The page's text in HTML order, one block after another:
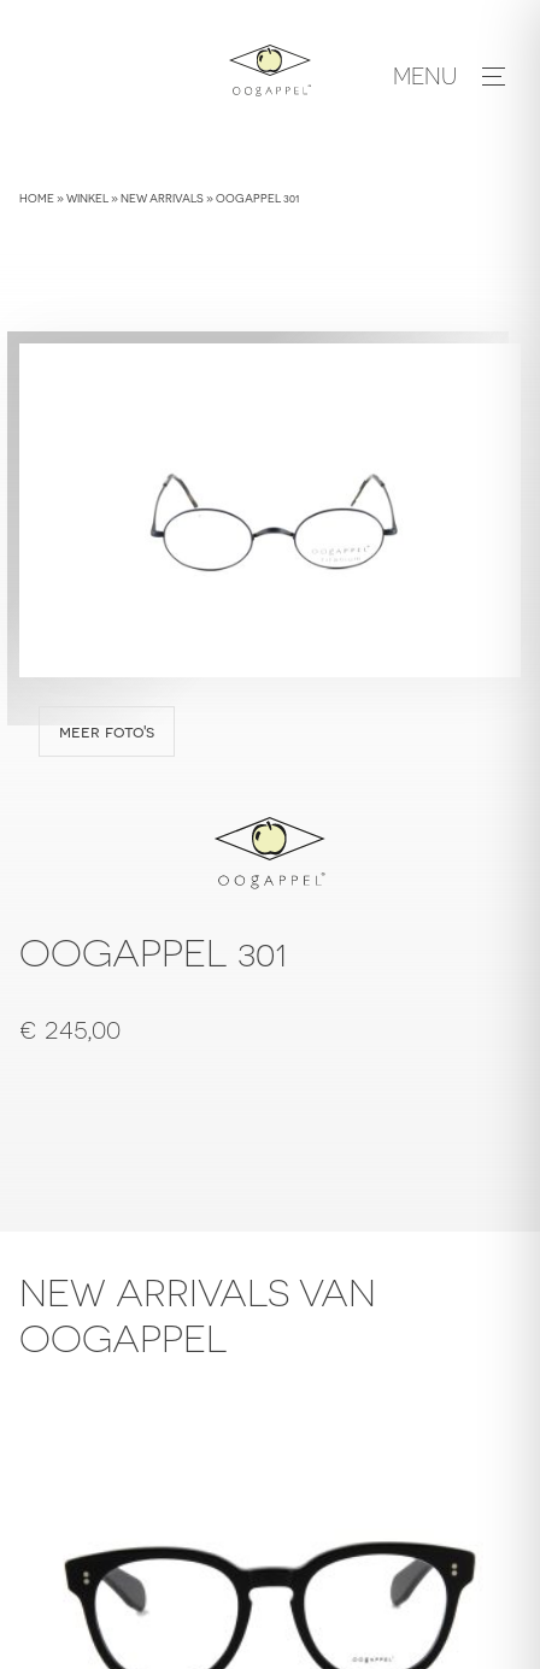
MENU
HOME»WINKEL »NEW ARRIVALS»OOGAPPEL 301
meer foto's
OOGAPPEL 301
€ 245,00
NEW ARRIVALS VAN
OOGAPPEL